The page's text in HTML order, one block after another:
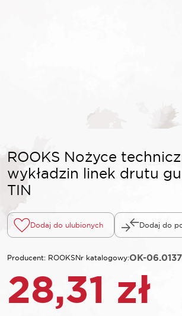
ROOKS Nożyce
wykładzin linek drutu
TIN
Dodaj do ulubionych Dodaj do
Producent: ROOKSNr katalogowy:OK-06.0137
28,31 zł